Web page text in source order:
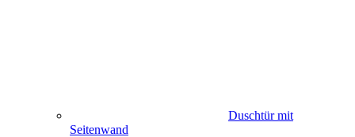
Duschtür mit
Seitenwand